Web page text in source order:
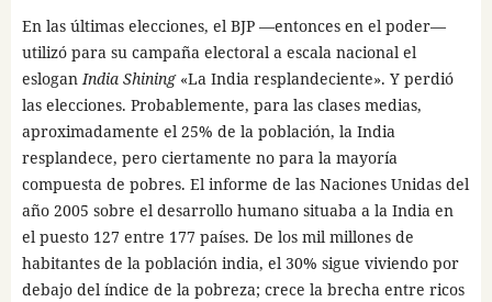
En las últimas elecciones, el BJP —entonces en el poder—
utilizó para su campaña electoral a escala nacional el
esloganIndia Shining«La India resplandeciente». Y perdió
las elecciones. Probablemente, para las clases medias,
aproximadamente el 25% de la población, la India
resplandece, pero ciertamente no para la mayoría
compuesta de pobres. El informe de las Naciones Unidas del
año 2005 sobre el desarrollo humano situaba a la India en
el puesto 127 entre 177 países. De los mil millones de
habitantes de la población india, el 30% sigue viviendo por
debajo del índice de la pobreza; crece la brecha entre ricos